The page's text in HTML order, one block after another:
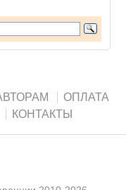
ОПЛАТА
КОНТАКТЫ